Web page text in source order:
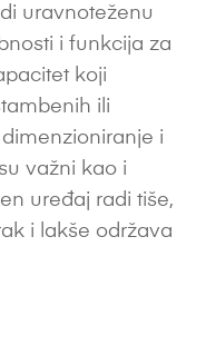
uravnoteženu
i funkcija za
koji
ili
i
važni kao i
uređaj radi tiše,
i lakše održava